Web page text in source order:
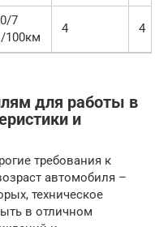
7
100км
4 4
для работы в
и
требования к
автомобиля –
техническое
в отличном